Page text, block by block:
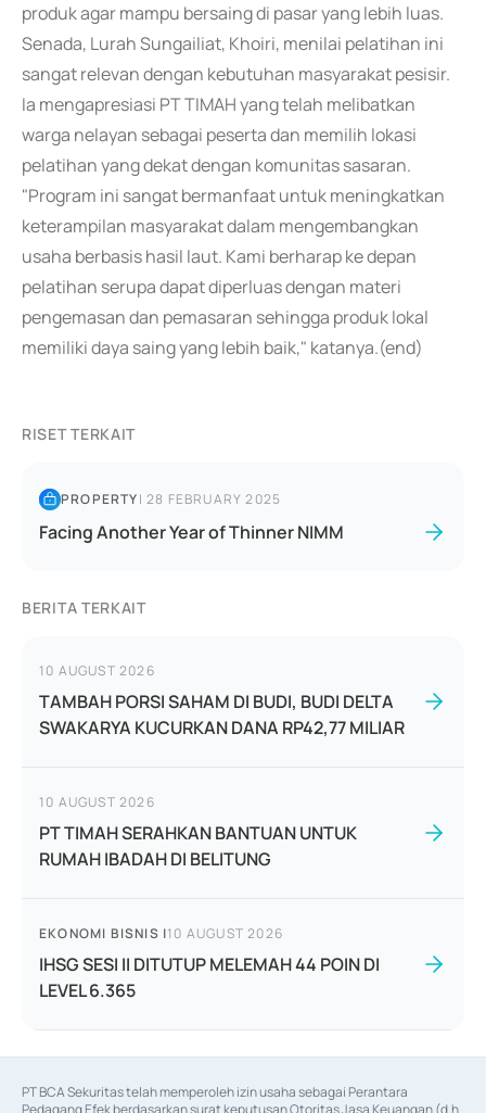
produk agar mampu bersaing di pasar yang lebih luas.
Senada, Lurah Sungailiat, Khoiri, menilai pelatihan ini
sangat relevan dengan kebutuhan masyarakat pesisir.
Ia mengapresiasi PT TIMAH yang telah melibatkan
warga nelayan sebagai peserta dan memilih lokasi
pelatihan yang dekat dengan komunitas sasaran.
"Program ini sangat bermanfaat untuk meningkatkan
keterampilan masyarakat dalam mengembangkan
usaha berbasis hasil laut. Kami berharap ke depan
pelatihan serupa dapat diperluas dengan materi
pengemasan dan pemasaran sehingga produk lokal
memiliki daya saing yang lebih baik," katanya.(end)
RISET TERKAIT
PROPERTY|28 FEBRUARY 2025
Facing Another Year of Thinner NIMM
BERITA TERKAIT
10 AUGUST 2026
TAMBAH PORSI SAHAM DI BUDI, BUDI DELTA
SWAKARYA KUCURKAN DANA RP42,77 MILIAR
10 AUGUST 2026
PT TIMAH SERAHKAN BANTUAN UNTUK
RUMAH IBADAH DI BELITUNG
EKONOMI BISNIS |10 AUGUST 2026
IHSG SESI II DITUTUP MELEMAH 44 POIN DI
LEVEL 6.365
PT BCA Sekuritas telah memperoleh izin usaha sebagai Perantara
Pedagang Efek berdasarkan surat keputusan Otoritas Jasa Keuangan (d.h